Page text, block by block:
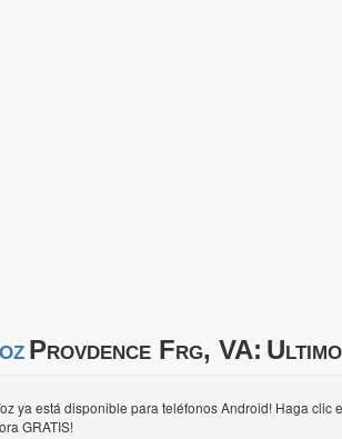
Provdence Frg, VA:
ya está disponible para teléfonos Android! Haga clic
GRATIS!